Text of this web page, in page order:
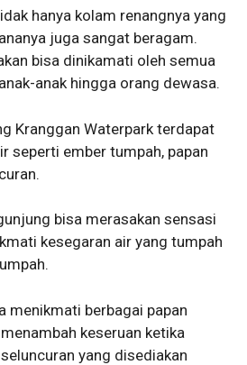
hanya kolam renangnya yang
juga sangat beragam.
bisa dinikamati oleh semua
anak hingga orang dewasa.
Kranggan Waterpark terdapat
seperti ember tumpah, papan
bisa merasakan sensasi
kesegaran air yang tumpah
menikmati berbagai papan
keseruan ketika
yang disediakan